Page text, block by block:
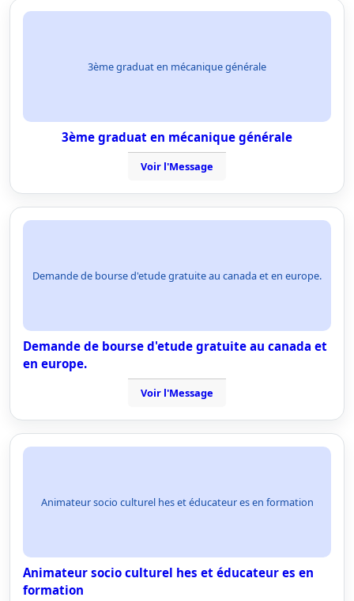
3ème graduat en mécanique générale
3ème graduat en mécanique générale
Voir l'Message
Demande de bourse d'etude gratuite au canada et en europe.
Demande de bourse d'etude gratuite au canada et
en europe.
Voir l'Message
Animateur socio culturel hes et éducateur es en formation
Animateur socio culturel hes et éducateur es en
formation